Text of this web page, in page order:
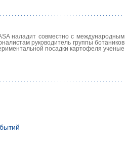
наладит совместно с международным
руководитель группы ботаников
посадки картофеля ученые